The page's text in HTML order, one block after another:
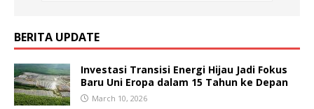
BERITA UPDATE
Investasi Transisi Energi Hijau Jadi Fokus
Baru Uni Eropa dalam 15 Tahun ke Depan
March 10, 2026